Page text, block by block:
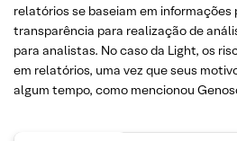
relatórios se baseiam em informações
transparência para realização de
para analistas. No caso da Light, os
em relatórios, uma vez que seus
algum tempo, como mencionou